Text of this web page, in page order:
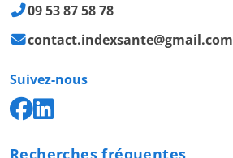
09 53 87 58 78
contact.indexsante@gmail.com
Suivez-nous
Recherches fréquentes